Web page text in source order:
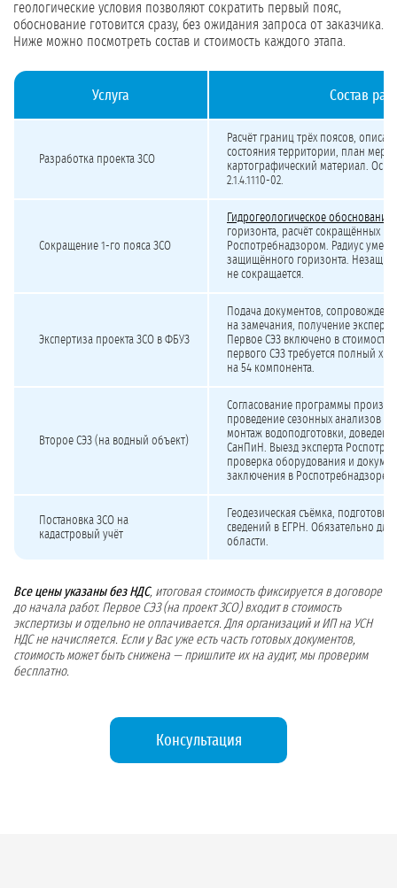
геологические условия позволяют сократить первый пояс,
обоснование готовится сразу, без ожидания запроса от заказчика.
Ниже можно посмотреть состав и стоимость каждого этапа.
Услуга Состав
Разработка проекта ЗСО
Расчёт границ трёх поясов,
состояния территории, план
картографический материал.
2.1.4.1110-02.
Сокращение 1-го пояса ЗСО
Гидрогеологическое обоснование
горизонта, расчёт сокращённых
Роспотребнадзором. Радиус
защищённого горизонта.
не сокращается.
Экспертиза проекта ЗСО в ФБУЗ
Подача документов,
на замечания, получение
Первое СЭЗ включено в
первого СЭЗ требуется полный
на 54 компонента.
Второе СЭЗ (на водный объект)
Согласование программы
проведение сезонных анализов
монтаж водоподготовки,
СанПиН. Выезд эксперта
проверка оборудования и
заключения в Роспотребнадзоре.
Постановка ЗСО на
кадастровый учёт
Геодезическая съёмка,
сведений в ЕГРН. Обязательно
области.
Все цены указаны без НДС, итоговая стоимость фиксируется в договоре
до начала работ. Первое СЭЗ (на проект ЗСО) входит в стоимость
экспертизы и отдельно не оплачивается. Для организаций и ИП на УСН
НДС не начисляется. Если у Вас уже есть часть готовых документов,
стоимость может быть снижена — пришлите их на аудит, мы проверим
бесплатно.
Консультация